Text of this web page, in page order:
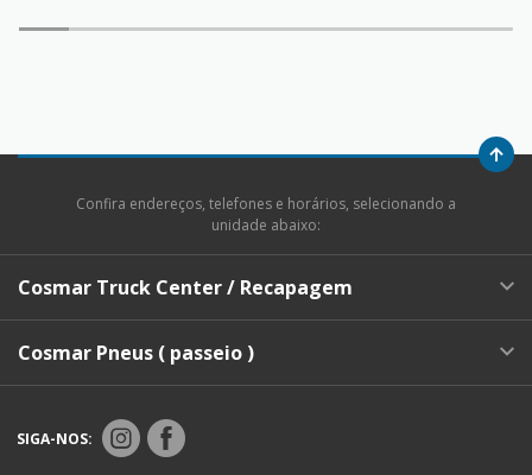
Confira endereços, telefones e horários, selecionando a
unidade abaixo:
Cosmar Truck Center / Recapagem
Cosmar Pneus ( passeio )
SIGA-NOS: